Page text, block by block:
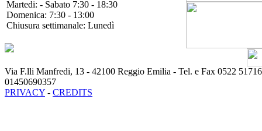
Martedi: - Sabato 7:30 - 18:30
Domenica: 7:30 - 13:00
Chiusura settimanale: Lunedì
Via F.lli Manfredi, 13 - 42100 Reggio Emilia - Tel. e Fax 0522
01450690357
PRIVACY - CREDITS